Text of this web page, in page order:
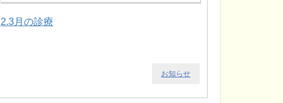
2.3月の診療
お知らせ